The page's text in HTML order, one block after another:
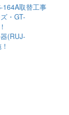
164A取替工事
・GT-
(RUJ-